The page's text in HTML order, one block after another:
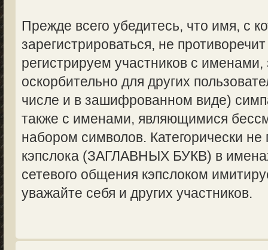
Прежде всего убедитесь, что имя, с
зарегистрироваться, не
регистрируем участников с
оскорбительно для других
числе и в зашифрованном виде)
также с именами, являющимися
набором символов. Категорически не
кэпслока (ЗАГЛАВНЫХ БУКВ) в
сетевого общения кэпслоком
уважайте себя и других участников.